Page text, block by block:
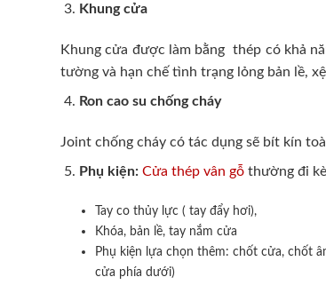
Khung cửa
Khung cửa được làm bằng thép có khả
tường và hạn chế tình trạng lỏng bản lề,
Ron cao su chống cháy
Joint chống cháy có tác dụng sẽ bít kín
Phụ kiện: Cửa thép vân gỗthường đi
Tay co thủy lực ( tay đẩy hơi),
Khóa, bản lề, tay nắm cửa
Phụ kiện lựa chọn thêm: chốt cửa, chốt
cửa phía dưới)